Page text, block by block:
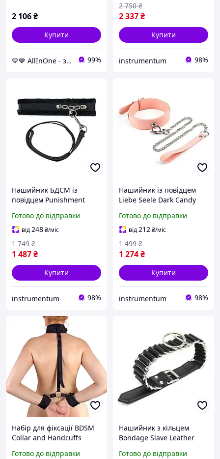
2 106₴
Купити
💛💙 AllInOne - знаходь все необхідне в одному магазині! 99%
2 337₴
2 750 ₴
Купити
instrumentum 98%
Нашийник БДСМ із
повідцем Punishment
Black
Готово до відправки
від248₴/міс
1 487₴
1 749 ₴
Купити
instrumentum 98%
Нашийник із повідцем
Liebe Seele Dark Candy
Готово до відправки
від212₴/міс
1 274₴
1 499 ₴
Купити
instrumentum 98%
Набір для фіксації BDSM
Collar and Handcuffs
Готово до відправки
Нашийник з кільцем
Bondage Slave Leather
Готово до відправки